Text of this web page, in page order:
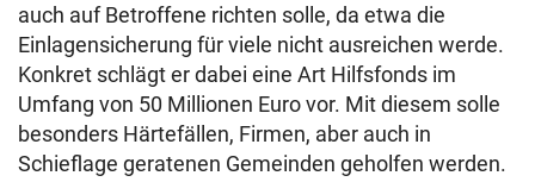
auch auf Betroffene richten solle, da etwa die
Einlagensicherung für viele nicht ausreichen werde.
Konkret schlägt er dabei eine Art Hilfsfonds im
Umfang von 50 Millionen Euro vor. Mit diesem solle
besonders Härtefällen, Firmen, aber auch in
Schieflage geratenen Gemeinden geholfen werden.